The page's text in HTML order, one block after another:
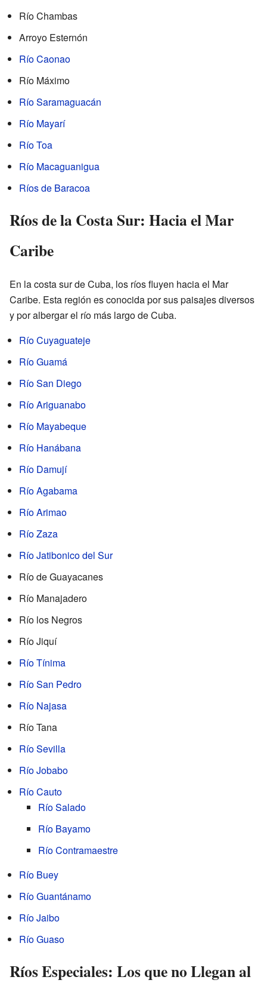
Río Chambas
Arroyo Esternón
Río Caonao
Río Máximo
Río Saramaguacán
Río Mayarí
Río Toa
Río Macaguanigua
Ríos de Baracoa
Ríos de la Costa Sur: Hacia el Mar
Caribe
En la costa sur de Cuba, los ríos fluyen hacia el Mar
Caribe. Esta región es conocida por sus paisajes diversos
y por albergar el río más largo de Cuba.
Río Cuyaguateje
Río Guamá
Río San Diego
Río Ariguanabo
Río Mayabeque
Río Hanábana
Río Damují
Río Agabama
Río Arimao
Río Zaza
Río Jatibonico del Sur
Río de Guayacanes
Río Manajadero
Río los Negros
Río Jiquí
Río Tínima
Río San Pedro
Río Najasa
Río Tana
Río Sevilla
Río Jobabo
Río Cauto
Río Salado
Río Bayamo
Río Contramaestre
Río Buey
Río Guantánamo
Río Jaibo
Río Guaso
Ríos Especiales: Los que no Llegan al